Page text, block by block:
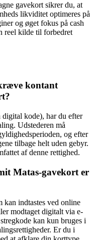
gavekort sikrer du, at
likviditet optimeres på
og øget fokus på cash
reel kilde til forbedret
kontant
digital kode), har du efter
Udstederen må
og efter
tilbage helt uden gebyr.
af denne rettighed.
Matas-gavekort er
kan indtastes ved online
modtaget digitalt via e-
kan kun bruges i
Er du i